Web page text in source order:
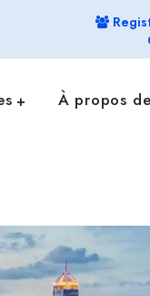
À propos